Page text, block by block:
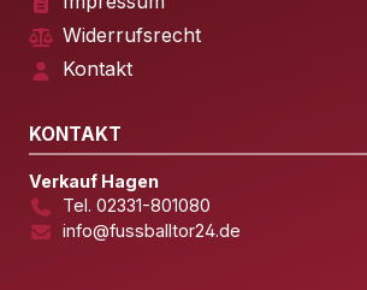
Widerrufsrecht
Kontakt
KONTAKT
Verkauf Hagen
Tel. 02331-801080
info@fussballtor24.de